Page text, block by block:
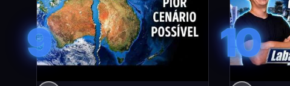
9 10